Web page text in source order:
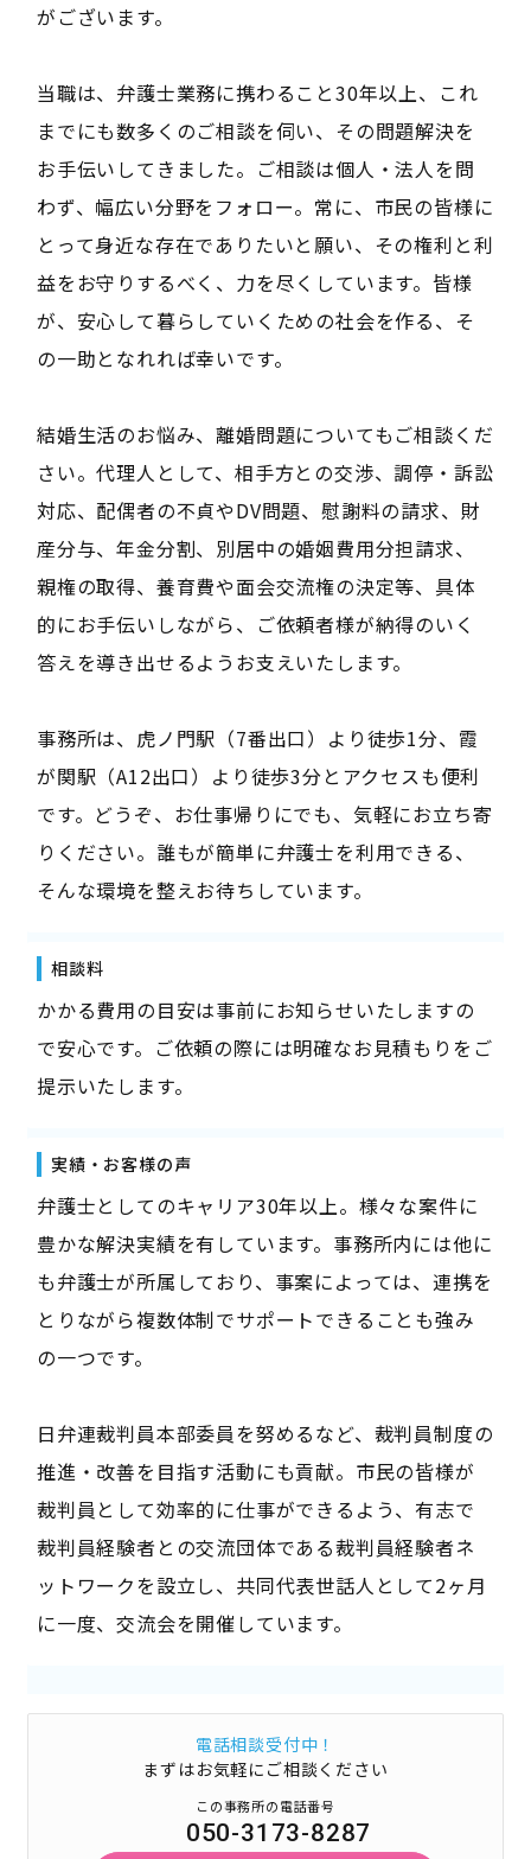
がございます。
当職は、弁護士業務に携わること30年以上、これ
までにも数多くのご相談を伺い、その問題解決を
お手伝いしてきました。ご相談は個人・法人を問
わず、幅広い分野をフォロー。常に、市民の皆様に
とって身近な存在でありたいと願い、その権利と利
益をお守りするべく、力を尽くしています。皆様
が、安心して暮らしていくための社会を作る、そ
の一助となれれば幸いです。
結婚生活のお悩み、離婚問題についてもご相談くだ
さい。代理人として、相手方との交渉、調停・訴訟
対応、配偶者の不貞やDV問題、慰謝料の請求、財
産分与、年金分割、別居中の婚姻費用分担請求、
親権の取得、養育費や面会交流権の決定等、具体
的にお手伝いしながら、ご依頼者様が納得のいく
答えを導き出せるようお支えいたします。
事務所は、虎ノ門駅（7番出口）より徒歩1分、霞
が関駅（A12出口）より徒歩3分とアクセスも便利
です。どうぞ、お仕事帰りにでも、気軽にお立ち寄
りください。誰もが簡単に弁護士を利用できる、
そんな環境を整えお待ちしています。
相談料
かかる費用の目安は事前にお知らせいたしますの
で安心です。ご依頼の際には明確なお見積もりをご
提示いたします。
実績・お客様の声
弁護士としてのキャリア30年以上。様々な案件に
豊かな解決実績を有しています。事務所内には他に
も弁護士が所属しており、事案によっては、連携を
とりながら複数体制でサポートできることも強み
の一つです。
日弁連裁判員本部委員を努めるなど、裁判員制度の
推進・改善を目指す活動にも貢献。市民の皆様が
裁判員として効率的に仕事ができるよう、有志で
裁判員経験者との交流団体である裁判員経験者ネ
ットワークを設立し、共同代表世話人として2ヶ月
に一度、交流会を開催しています。
電話相談受付中！
まずはお気軽にご相談ください
この事務所の電話番号
050-3173-8287